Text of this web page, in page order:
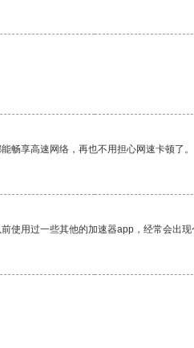
享高速网络，再也不用担心网速卡顿了
用过一些其他的加速器app，经常会出现